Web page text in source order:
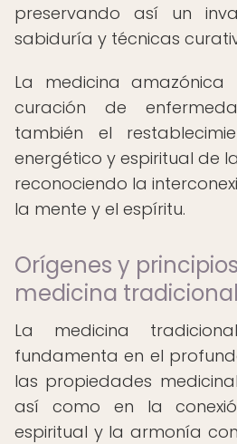
preservando así un
sabiduría y técnicas
La medicina
curación de
también el
energético y espiritual de
reconociendo la
la mente y el espíritu.
Orígenes y
medicina
La medicina
fundamenta en el
las propiedades
así como en la
espiritual y la armonía